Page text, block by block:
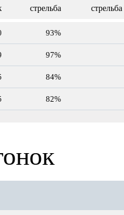
стрельба
93%
97%
84%
82%